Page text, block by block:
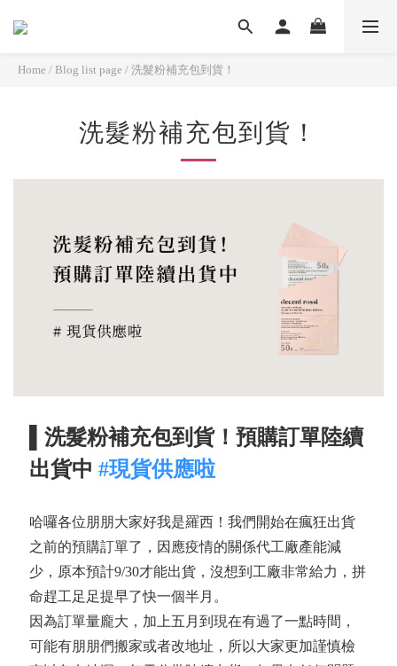
Home / Blog list page / 洗髮粉補充包到貨！
洗髮粉補充包到貨！
▌洗髮粉補充包到貨！預購訂單陸續
出貨中 #現貨供應啦
哈囉各位朋朋大家好我是羅西！我們開始在瘋狂出貨
之前的預購訂單了，因應疫情的關係代工廠產能減
少，原本預計9/30才能出貨，沒想到工廠非常給力，拼
命趕工足足提早了快一個半月。
因為訂單量龐大，加上五月到現在有過了一點時間，
可能有朋朋們搬家或者改地址，所以大家更加謹慎檢